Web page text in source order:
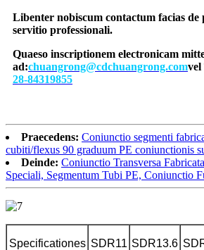
Libenter nobiscum contactum facias de
servitio professionali.
Quaeso inscriptionem electronicam
ad:chuangrong@cdchuangrong.comvel
28-84319855
Praecedens: Coniunctio segmenti
cubiti/flexus 90 graduum PE coniunctionis
Deinde: Coniunctio Transversa
Speciali, Segmentum Tubi PE, Coniunctio
Specificationes SDR11 SDR13.6